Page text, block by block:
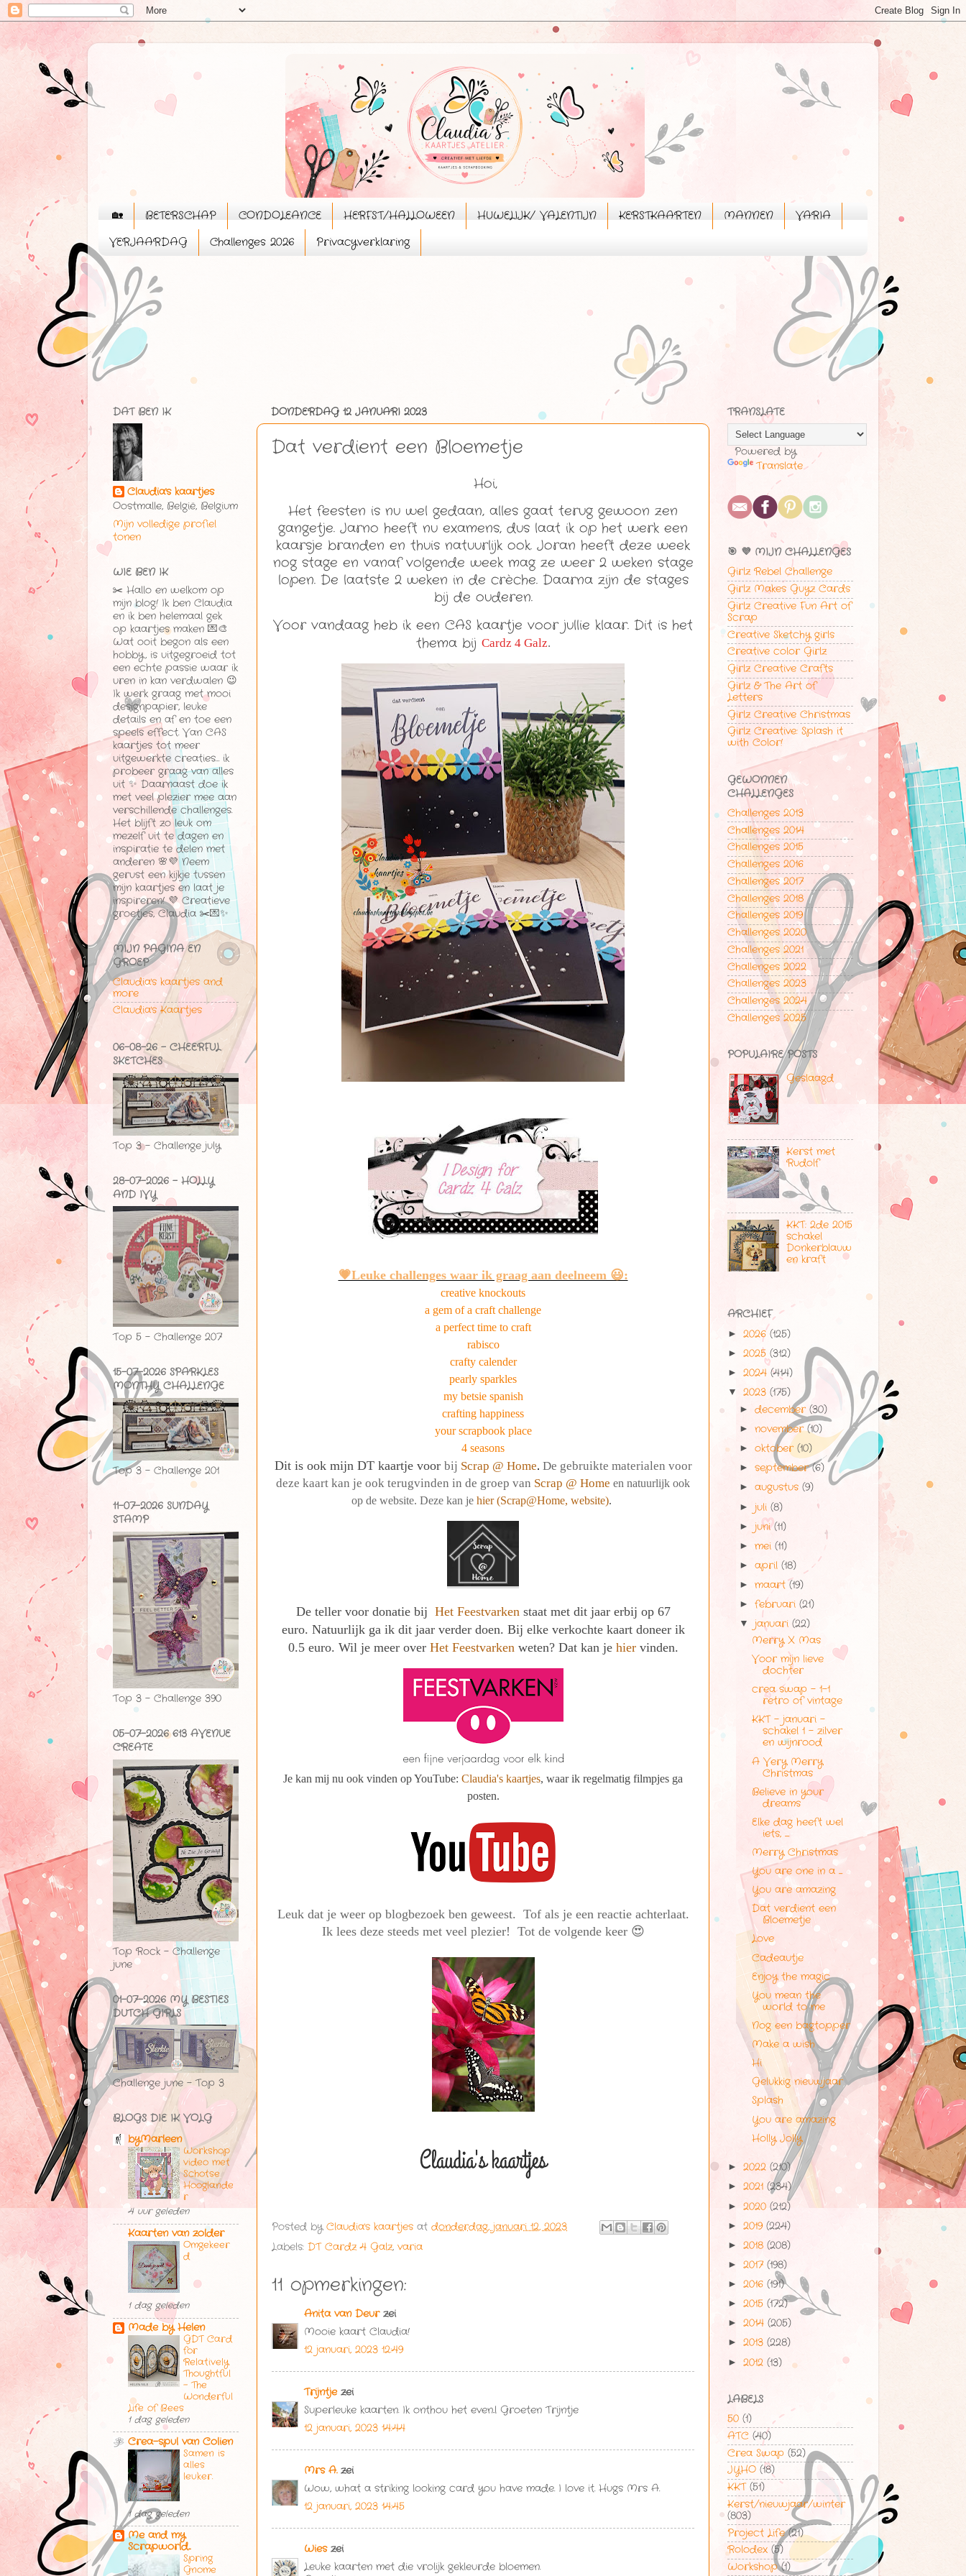
🏡 BETERSCHAP CONDOLEANCE HERFST/HALLOWEEN HUWELIJK/ VALENTIJN KERSTKAARTEN MANNEN
VARIA
VERJAARDAG
Challenges 2026 Privacyverklaring
DONDERDAG 12 JANUARI 2023
Dat verdient een Bloemetje
Hoi,
Het feesten is nu wel gedaan, alles gaat terug gewoon zen
gangetje. Jarno heeft nu examens, dus laat ik op het werk een
kaarsje branden en thuis natuurlijk ook. Joran heeft deze week
nog stage en vanaf volgende week mag ze weer 2 weken stage
lopen. De laatste 2 weken in de crèche. Daarna zijn de stages
bij de ouderen.
Voor vandaag heb ik een CAS kaartje voor jullie klaar. Dit is het
thema bij Cardz 4 Galz.
💗Leuke challenges waar ik graag aan deelneem 😃:
creative knockouts
a gem of a craft challenge
a perfect time to craft
rabisco
crafty calender
pearly sparkles
my betsie spanish
crafting happiness
your scrapbook place
4 seasons
Dit is ook mijn DT kaartje voor bij Scrap @ Home. De gebruikte materialen voor
deze kaart kan je ook terugvinden in de groep van Scrap @ Home en natuurlijk ook
op de website. Deze kan je hier (Scrap@Home, website).
De teller voor donatie bij Het Feestvarkenstaat met dit jaar erbij op 67
euro. Natuurlijk ga ik dit jaar verder doen. Bij elke verkochte kaart doneer ik
0.5 euro. Wil je meer over Het Feestvarkenweten? Dat kan je hiervinden.
Je kan mij nu ook vinden op YouTube: Claudia's kaartjes, waar ik regelmatig filmpjes ga
posten.
Leuk dat je weer op blogbezoek ben geweest. Tof als je een reactie achterlaat.
Ik lees deze steeds met veel plezier! Tot de volgende keer 😍
Posted by Claudia's kaartjes at donderdag, januari 12, 2023
Labels: DT Cardz 4 Galz, varia
11 opmerkingen:
Anita van Deurzei
Mooie kaart Claudia!
12 januari, 2023 12:49
Trijntjezei
Superleuke kaarten. Ik onthou het even..l Groeten Trijntje
12 januari, 2023 14:44
Mrs A.zei
Wow, what a striking looking card you have made. I love it. Hugs Mrs A.
12 januari, 2023 14:45
Wieszei
Leuke kaarten met die vrolijk gekleurde bloemen.
DAT BEN IK
Claudia's kaartjes
Oostmalle, België, Belgium
Mijn volledige profiel
tonen
WIE BEN IK
✂️ Hallo en welkom op
mijn blog! Ik ben Claudia
en ik ben helemaal gek
op kaartjes maken 💌🎨
Wat ooit begon als een
hobby, is uitgegroeid tot
een echte passie waar ik
uren in kan verdwalen 😉
Ik werk graag met mooi
designpapier, leuke
details en af en toe een
speels effect. Van CAS
kaartjes tot meer
uitgewerkte creaties… ik
probeer graag van alles
uit ✨ Daarnaast doe ik
met veel plezier mee aan
verschillende challenges.
Het blijft zo leuk om
mezelf uit te dagen en
inspiratie te delen met
anderen 🌸💜 Neem
gerust een kijkje tussen
mijn kaartjes en laat je
inspireren! 💜 Creatieve
groetjes, Claudia ✂️💌✨
MIJN PAGINA EN
GROEP
Claudia's kaartjes and
more
Claudia's Kaartjes
06-08-26 - CHEERFUL
SKETCHES
Top 3 - Challenge july
28-07-2026 - HOLLY
AND IVY
Top 5 - Challenge 207
15-07-2026 SPARKLES
MONTHY CHALLENGE
Top 3 - Challenge 201
11-07-2026 SUNDAY
STAMP
Top 3 - Challenge 390
05-07-2026 613 AVENUE
CREATE
Top Rock - Challenge
june
01-07-2026 MY BESTIES
DUTCH GIRLS
Challenge june - Top 3
BLOGS DIE IK VOLG
byMarleen
Workshop
video met
Schotse
Hooglande
r
4 uur geleden
Kaarten van zolder
Omgekeer
d
1 dag geleden
Made by Helen
GDT Card
for
Relatively
Thoughtful
- The
Wonderful
Life of Bees
1 dag geleden
Crea-spul van Colien
Samen is
alles
leuker.
1 dag geleden
Me and my
Scrapworld...
Spring
Gnome
TRANSLATE
Powered by
Translate
🎯 💜 MIJN CHALLENGES
Girlz Rebel Challenge
Girlz Makes Guyz Cards
Girlz Creative Fun Art of
Scrap
Creative Sketchy girls
Creative color Girlz
Girlz Creative Crafts
Girlz & The Art of
Letters
Girlz Creative Christmas
Girlz Creative: Splash it
with Color!
GEWONNEN
CHALLENGES
Challenges 2013
Challenges 2014
Challenges 2015
Challenges 2016
Challenges 2017
Challenges 2018
Challenges 2019
Challenges 2020
Challenges 2021
Challenges 2022
Challenges 2023
Challenges 2024
Challenges 2025
POPULAIRE POSTS
Geslaagd
Kerst met
Rudolf
KKT: 2de 2015
schakel
Donkerblauw
en kraft
ARCHIEF
► 2026 (125)
► 2025 (312)
► 2024 (414)
▼ 2023 (175)
►december(30)
►november(10)
►oktober(10)
►september(6)
►augustus(9)
► juli(8)
►juni(11)
►mei(11)
►april(18)
►maart(19)
►februari(21)
▼ januari(22)
Merry X Mas
Voor mijn lieve
dochter
crea swap - 1-1
retro of vintage
KKT - januari -
schakel 1 - zilver
en wijnrood
A Very Merry
Christmas
Believe in your
dreams
Elke dag heeft wel
iets, ......
Merry Christmas
You are one in a .....
You are amazing
Dat verdient een
Bloemetje
Love
Cadeautje
Enjoy the magic
You mean the
world to me
Nog een bagtopper
Make a wish
Hi
Gelukkig nieuwjaar
Splash
You are amazing
Holly Jolly
► 2022 (210)
► 2021 (234)
► 2020 (212)
► 2019 (224)
► 2018 (208)
► 2017 (198)
► 2016 (191)
► 2015 (172)
► 2014 (205)
► 2013 (228)
► 2012 (13)
LABELS
50 (1)
ATC (40)
Crea Swap (52)
JYHO (18)
KKT (51)
Kerst/nieuwjaar/winter
(803)
Project Life (21)
Rolodex (5)
Workshop (1)